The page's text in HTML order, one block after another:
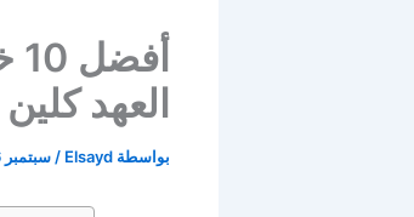
العهد كلين
بواسطة Elsayd
/ سبتمبر 6, 2025